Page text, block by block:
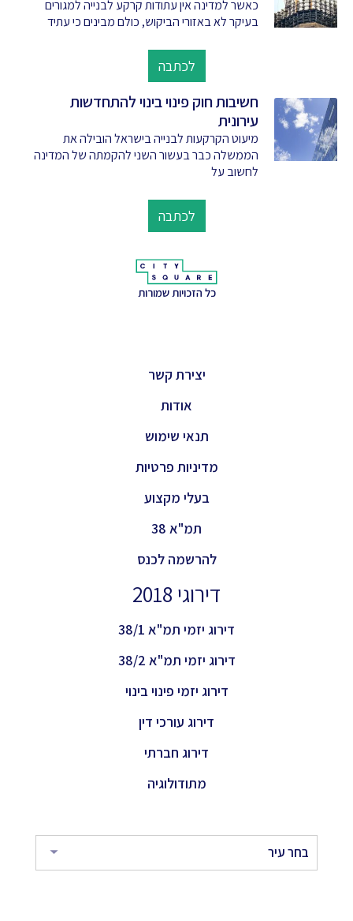
כאשר למדינה אין עתודות קרקע לבנייה למגורים
בעיקר לא באזורי הביקוש, כולם מבינים כי עתיד
לכתבה
חשיבות חוק פינוי בינוי להתחדשות
עירונית
מיעוט הקרקעות לבנייה בישראל הובילה את
הממשלה כבר בעשור השני להקמתה של המדינה
לחשוב על
לכתבה
כל הזכויות שמורות
יצירת קשר
אודות
תנאי שימוש
מדיניות פרטיות
בעלי מקצוע
תמ"א 38
להרשמה לכנס
דירוגי 2018
דירוג יזמי תמ"א 38/1
דירוג יזמי תמ"א 38/2
דירוג יזמי פינוי בינוי
דירוג עורכי דין
דירוג חברתי
מתודולוגיה